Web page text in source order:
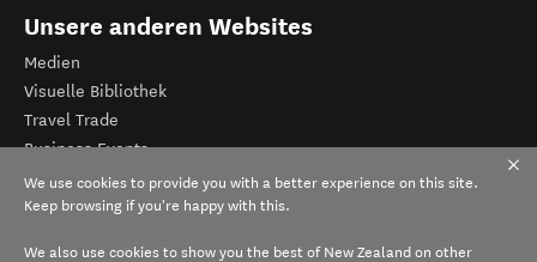
Unsere anderen Websites
Medien
Visuelle Bibliothek
Travel Trade
Business Events
Tourismus Neuseeland
Veranstalter-Registrierung
We use cookies to provide you with a better experience on this site.
Keep browsing if you're happy with this.
We also use cookies to show you the best of New Zealand on other